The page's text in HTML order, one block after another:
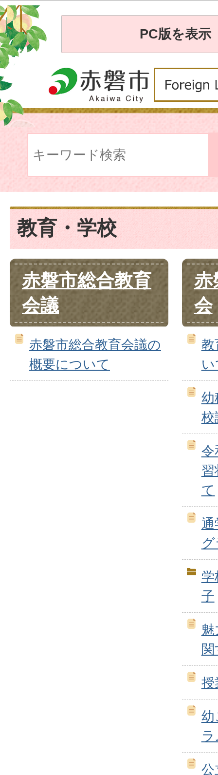
PC版を表示
教育・学校
赤磐市総合教育
会議
赤磐市総合教育会議の
概要について
赤
会
教
幼
校
令
て
通
学
子
授
幼
公